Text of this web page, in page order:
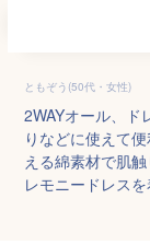
ともぞう(50代・女性)
2WAYオール、ド
りなどに使えて
える綿素材で肌
レモニードレスを